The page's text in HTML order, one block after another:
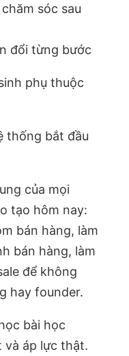
sóc sau
đổi từng bước
phụ thuộc
thống bắt đầu
của mọi
tạo hôm nay:
bán hàng, làm
bán hàng, làm
để không
hay founder.
bài học
và áp lực thật.